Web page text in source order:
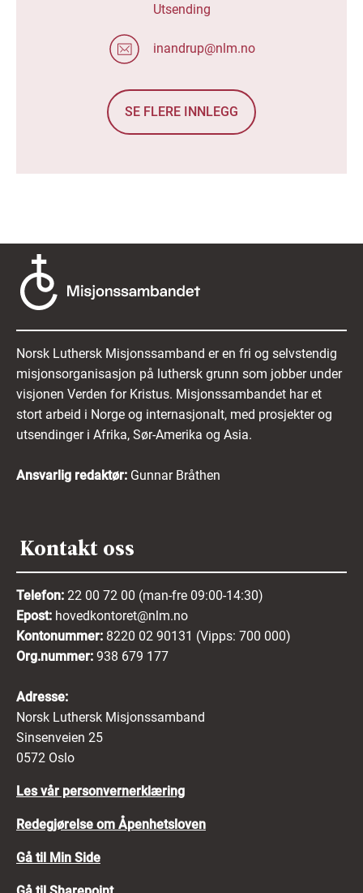
Utsending
inandrup@nlm.no
SE FLERE INNLEGG
Norsk Luthersk Misjonssamband er en fri og selvstendig
misjonsorganisasjon på luthersk grunn som jobber under
visjonen Verden for Kristus. Misjonssambandet har et
stort arbeid i Norge og internasjonalt, med prosjekter og
utsendinger i Afrika, Sør-Amerika og Asia.
Ansvarlig redaktør: Gunnar Bråthen
Kontakt oss
Telefon: 22 00 72 00 (man-fre 09:00-14:30)
Epost: hovedkontoret@nlm.no
Kontonummer: 8220 02 90131 (Vipps: 700 000)
Org.nummer: 938 679 177
Adresse:
Norsk Luthersk Misjonssamband
Sinsenveien 25
0572 Oslo
Les vår personvernerklæring
Redegjørelse om Åpenhetsloven
Gå til Min Side